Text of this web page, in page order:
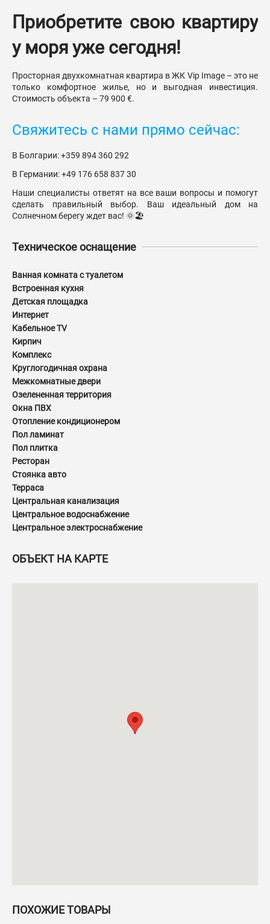
Приобретите свою квартиру
у моря уже сегодня!
Просторная двухкомнатная квартира в ЖК Vip Image – это не
только комфортное жилье, но и выгодная инвестиция.
Стоимость объекта – 79 900 €.
Свяжитесь с нами прямо сейчас:
В Болгарии: +359 894 360 292
В Германии: +49 176 658 837 30
Наши специалисты ответят на все ваши вопросы и помогут
сделать правильный выбор. Ваш идеальный дом на
Солнечном берегу ждет вас! 🌞🏖️
Техническое оснащение
Ванная комната с туалетом
Встроенная кухня
Детская площадка
Интернет
Кабельное TV
Кирпич
Комплекс
Круглогодичная охрана
Межкомнатные двери
Озелененная территория
Окна ПВХ
Отопление кондиционером
Пол ламинат
Пол плитка
Ресторан
Стоянка авто
Терраса
Центральная канализация
Центральное водоснабжение
Центральное электроснабжение
ОБЪЕКТ НА КАРТЕ
ПОХОЖИЕ ТОВАРЫ